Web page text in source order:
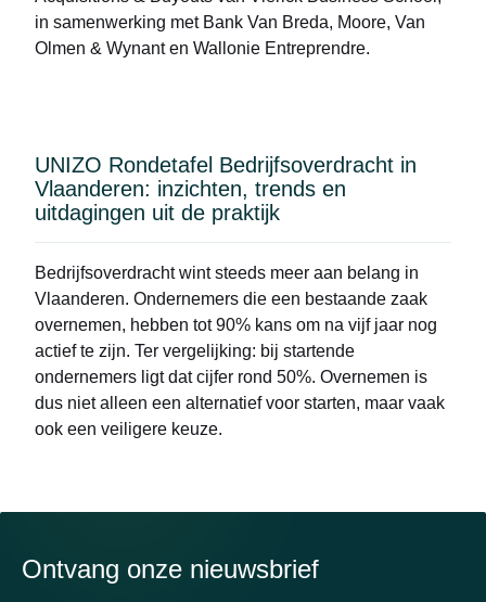
in samenwerking met Bank Van Breda, Moore, Van
Olmen & Wynant en Wallonie Entreprendre.
UNIZO Rondetafel Bedrijfsoverdracht in
Vlaanderen: inzichten, trends en
uitdagingen uit de praktijk
Bedrijfsoverdracht wint steeds meer aan belang in
Vlaanderen. Ondernemers die een bestaande zaak
overnemen, hebben tot 90% kans om na vijf jaar nog
actief te zijn. Ter vergelijking: bij startende
ondernemers ligt dat cijfer rond 50%. Overnemen is
dus niet alleen een alternatief voor starten, maar vaak
ook een veiligere keuze.
Ontvang onze nieuwsbrief